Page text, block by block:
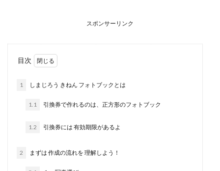
スポンサーリンク
目次
1 しまじろう きねん フォトブックとは
1.1 引換券で作れるのは、正方形のフォトブック
1.2 引換券には 有効期限があるよ
2 まずは 作成の流れを 理解しよう！